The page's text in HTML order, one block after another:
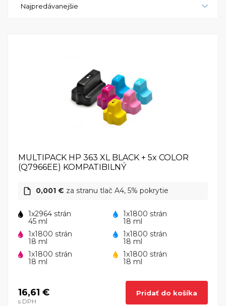
a jej jednoduché ovládanie robí z nej prístroj vhodný
sieti. HP PhotoSmart C6280 je spoľahlivá a výkonná
tlačiareň, ktorá ponúka vynikajúcu hodnotu a výkon
pre každodenné tlačové potreby.
Najpredávanejšie
MULTIPACK HP 363 XL BLACK + 5x COLOR
(Q7966EE) KOMPATIBILNÝ
0,001 € za stranu tlač A4, 5% pokrytie
1x2964 strán
45 ml
1x1800 strán
18 ml
1x1800 strán
18 ml
1x1800 strán
18 ml
1x1800 strán
18 ml
1x1800 strán
18 ml
16,61 €
s DPH
Pridať do košíka